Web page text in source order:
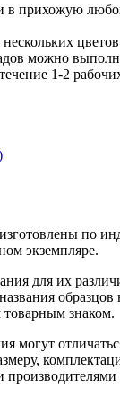
в прихожую
можно
1-2
по
экземпляре.
для их
образцов
товарным знаком.
могут